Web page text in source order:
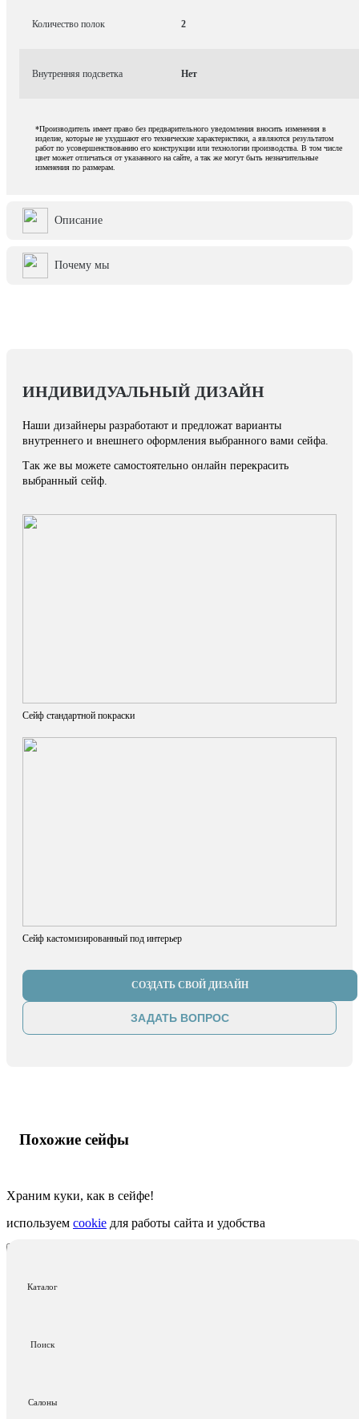
Каталог
Поиск
Салоны
Количество полок 2
Внутренняя подсветка Нет
*Производитель имеет право без предварительного уведомления вносить изменения в
изделие, которые не ухудшают его технические характеристики, а являются результатом
работ по усовершенствованию его конструкции или технологии производства. В том числе
цвет может отличаться от указанного на сайте, а так же могут быть незначительные
изменения по размерам.
Описание
Почему мы
ИНДИВИДУАЛЬНЫЙ ДИЗАЙН
Наши дизайнеры разработают и предложат варианты
внутреннего и внешнего оформления выбранного вами сейфа.
Так же вы можете самостоятельно онлайн перекрасить
выбранный сейф.
Сейф стандартной покраски
Сейф кастомизированный под интерьер
СОЗДАТЬ СВОЙ ДИЗАЙН
ЗАДАТЬ ВОПРОС
Похожие сейфы
Храним куки, как в сейфе!
используем cookie для работы сайта и удобства